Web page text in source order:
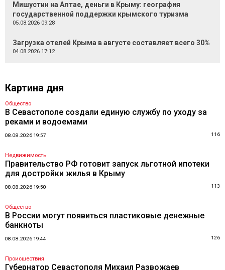
Мишустин на Алтае, деньги в Крыму: география
государственной поддержки крымского туризма
05.08.2026 09:28
Загрузка отелей Крыма в августе составляет всего 30%
04.08.2026 17:12
Картина дня
Общество
В Севастополе создали единую службу по уходу за
реками и водоемами
08.08.2026 19:57 116
Недвижимость
Правительство РФ готовит запуск льготной ипотеки
для достройки жилья в Крыму
08.08.2026 19:50 113
Общество
В России могут появиться пластиковые денежные
банкноты
08.08.2026 19:44 126
Происшествия
Губернатор Севастополя Михаил Развожаев